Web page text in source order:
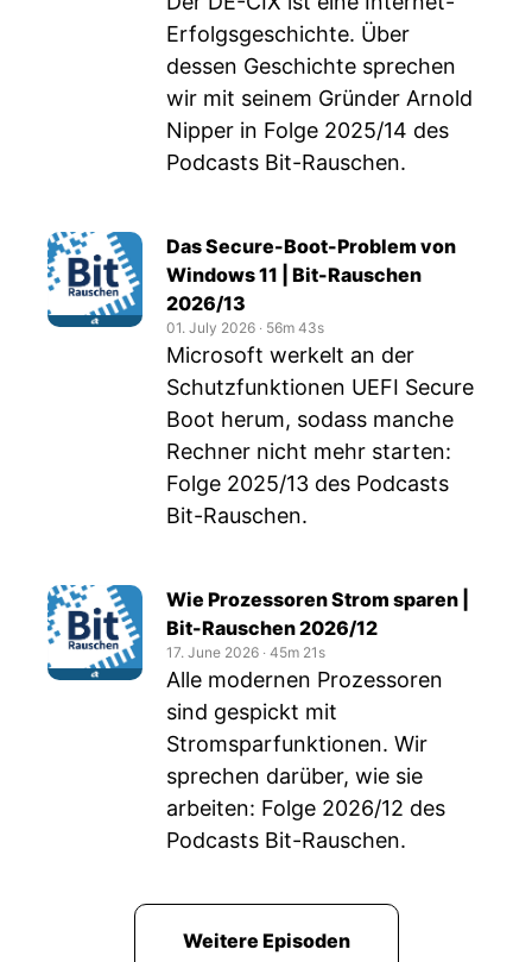
Erfolgsgeschichte. Über
dessen Geschichte sprechen
wir mit seinem Gründer Arnold
Nipper in Folge 2025/14 des
Podcasts Bit-Rauschen.
Das Secure-Boot-Problem von
Windows 11 | Bit-Rauschen
2026/13
01. July 2026 ‧ 56m 43s
Microsoft werkelt an der
Schutzfunktionen UEFI Secure
Boot herum, sodass manche
Rechner nicht mehr starten:
Folge 2025/13 des Podcasts
Bit-Rauschen.
Wie Prozessoren Strom sparen |
Bit-Rauschen 2026/12
17. June 2026 ‧ 45m 21s
Alle modernen Prozessoren
sind gespickt mit
Stromsparfunktionen. Wir
sprechen darüber, wie sie
arbeiten: Folge 2026/12 des
Podcasts Bit-Rauschen.
Weitere Episoden